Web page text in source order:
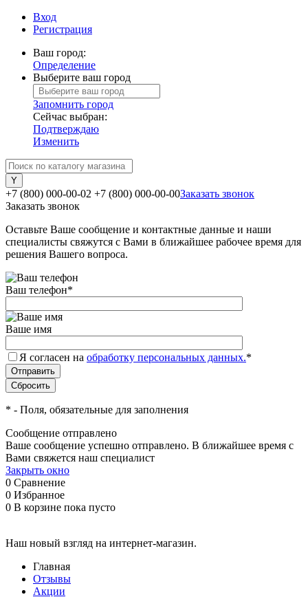
Вход
Регистрация
Ваш город:
Определение
Выберите ваш город
Запомнить город
Сейчас выбран:
Подтверждаю
Изменить
+7 (800) 000-00-02 +7 (800) 000-00-00Заказать звонок
Заказать звонок
Оставьте Ваше сообщение и контактные данные и наши
специалисты свяжутся с Вами в ближайшее рабочее время для
решения Вашего вопроса.
Ваш телефон*
Ваше имя
Я согласен на обработку персональных данных.*
* - Поля, обязательные для заполнения
Сообщение отправлено
Ваше сообщение успешно отправлено. В ближайшее время с
Вами свяжется наш специалист
Закрыть окно
0 Сравнение
0 Избранное
0 В корзине пока пусто
Наш новый взгляд на интернет-магазин.
Главная
Отзывы
Акции